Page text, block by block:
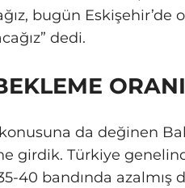
bugün Eskişehir’de
dedi.
konusuna da değinen
girdik. Türkiye
40 bandında azalmış